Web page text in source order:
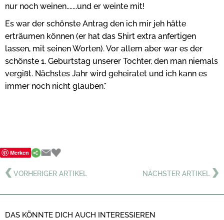
nur noch weinen.......und er weinte mit!
Es war der schönste Antrag den ich mir jeh hätte
erträumen können (er hat das Shirt extra anfertigen
lassen, mit seinen Worten). Vor allem aber war es der
schönste 1. Geburtstag unserer Tochter, den man niemals
vergißt. Nächstes Jahr wird geheiratet und ich kann es
immer noch nicht glauben."
Merken
VORHERIGER ARTIKEL NÄCHSTER ARTIKEL
DAS KÖNNTE DICH AUCH INTERESSIEREN